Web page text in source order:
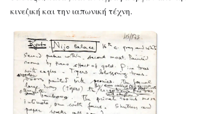
κινεζική και την ιαπωνική τέχνη.